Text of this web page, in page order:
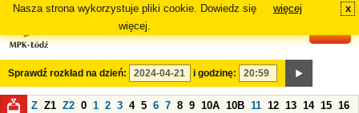
Nasza strona wykorzystuje pliki cookie. Dowiedz się
więcej.
więcej x
Sprawdź rozkład na dzień: i godzinę:
Z Z1 Z2 0 1 2 3 4 5 6 7 8 9 10A 10B 11 12 13 14 15 16